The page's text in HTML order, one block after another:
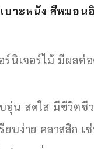
าะหนัง สีหมอน
ร์นิเจอร์ไม้ มีผล
อุ่น สดใส มีชีวิต
ยบง่าย คลาสสิก